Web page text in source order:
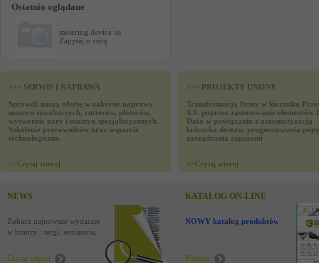
Ostatnio oglądane
metering device us
Zapytaj o cenę
>>> SERWIS I NAPRAWA
Sprawdź naszą ofertę w zakresie naprawy
maszyn szwalniczych, cutterów, ploterów,
wytwornic pary i maszyn specjalistycznych.
Szkolenie pracowników oraz wsparcie
technologiczne.
>>Czytaj wiecej
>>> PROJEKTY UNIJNE
Transformacja firmy w kierunku
4.0. poprzez zastosowanie elementów
Data w powiązaniu z automatyzacją
łańcucha dostaw, prognozowania
zarządzania zapasami
>>Czytaj wiecej
NEWS
Zobacz najnowsze wydarzenia
w branży : targi, seminaria,
Czytaj więcej
KATALOG ON-LINE
NOWY katalog produktów !
Pobierz